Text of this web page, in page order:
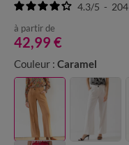
4.3/5 - 204
à partir de
42,99 €
Couleur : Caramel